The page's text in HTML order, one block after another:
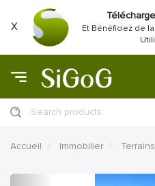
X
Et Bénéficiez de
Search products
Accueil Immobilier